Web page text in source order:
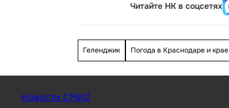
Читайте НК в соцсетях
Геленджик Погода в Краснодаре и крае
Новости СМИ2